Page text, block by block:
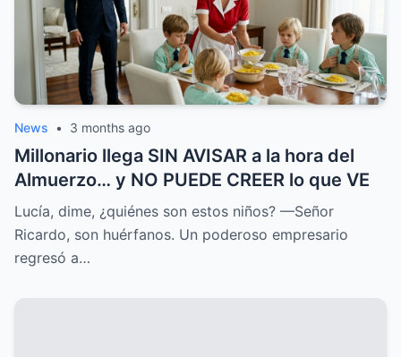
News • 3 months ago
Millonario llega SIN AVISAR a la hora del
Almuerzo… y NO PUEDE CREER lo que VE
Lucía, dime, ¿quiénes son estos niños? —Señor
Ricardo, son huérfanos. Un poderoso empresario
regresó a…